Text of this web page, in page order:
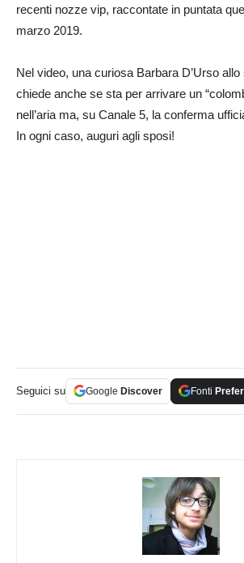
recenti nozze vip, raccontate in puntata
marzo 2019.
Nel video, una curiosa Barbara D’Urso
chiede anche se sta per arrivare un
nell’aria ma, su Canale 5, la conferma
In ogni caso, auguri agli sposi!
Seguici su Google Discover Fonti